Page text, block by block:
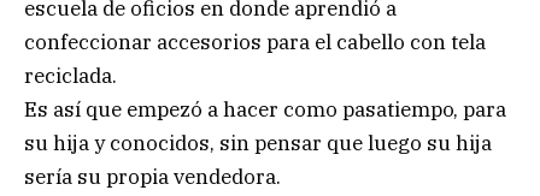
escuela de oficios en donde aprendió a
confeccionar accesorios para el cabello con tela
reciclada.
Es así que empezó a hacer como pasatiempo, para
su hija y conocidos, sin pensar que luego su hija
sería su propia vendedora.